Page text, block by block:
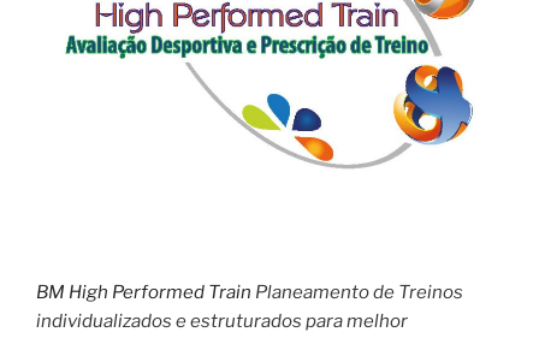
BM High Performed Train Planeamento de Treinos
individualizados e estruturados para melhor